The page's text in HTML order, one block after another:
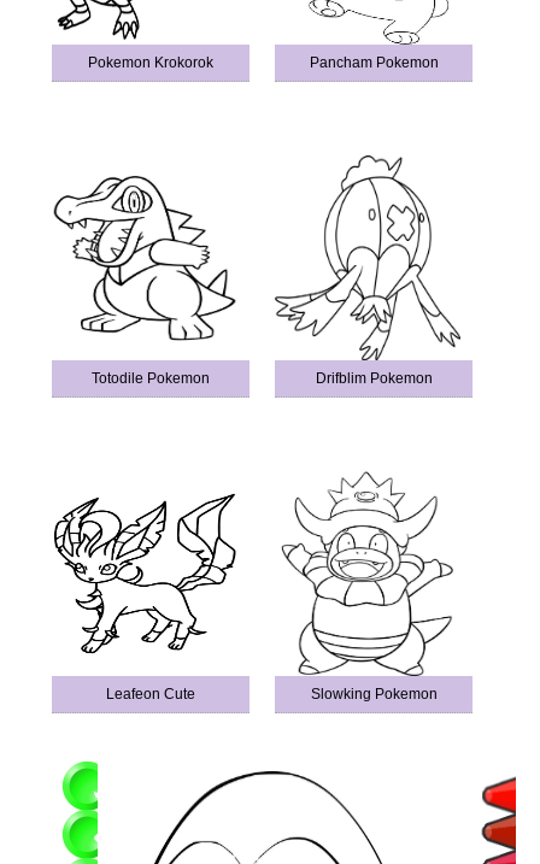
Pokemon Krokorok Pancham Pokemon
Totodile Pokemon Drifblim Pokemon
Leafeon Cute Slowking Pokemon